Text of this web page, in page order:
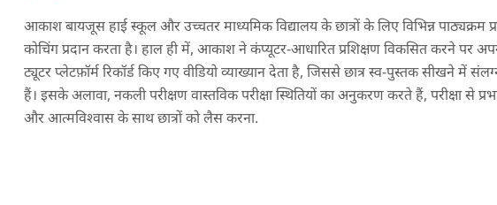
आकाश बायजूस हाई स्कूल और उच्चतर माध्यमिक विद्यालय के छात्रों के लिए विभिन्न
कोचिंग प्रदान करता है। हाल ही में, आकाश ने कंप्यूटर-आधारित प्रशिक्षण विकसित करने पर
ट्यूटर प्लेटफ़ॉर्म रिकॉर्ड किए गए वीडियो व्याख्यान देता है, जिससे छात्र स्व-पुस्तक सीखने
हैं। इसके अलावा, नकली परीक्षण वास्तविक परीक्षा स्थितियों का अनुकरण करते हैं, परीक्षा से
और आत्मविश्वास के साथ छात्रों को लैस करना.